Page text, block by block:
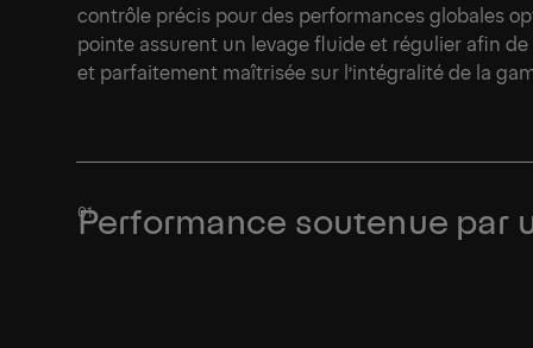
contrôle précis pour des performances globales
pointe assurent un levage fluide et régulier afin
et parfaitement maîtrisée sur l’intégralité de la
Performance soutenue par